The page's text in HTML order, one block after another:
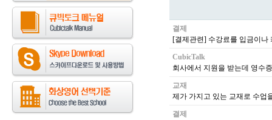
결제
[결제관련] 수강료를 입금이나
CubicTalk
회사에서 지원을 받는데 영수
교재
제가 가지고 있는 교재로 수업
결제